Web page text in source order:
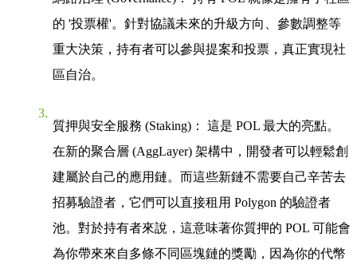
的 '投票權'。針對協議未來的升級方向、參數調整等
重大決策，持有者可以參與提案和投票，真正實現社
區自治。
質押與安全服務 (Staking) ： 這是 POL 最大的亮點。
在新的聚合層 (AggLayer) 架構中，開發者可以輕鬆創
建屬於自己的應用鏈。而這些新鏈不需要自己辛苦去
招募驗證者，它們可以直接租用 Polygon 的驗證者
池。對於持有者來說，這意味著你質押的 POL 可能會
為你帶來來自多條不同區塊鏈的獎勵，因為你的代幣